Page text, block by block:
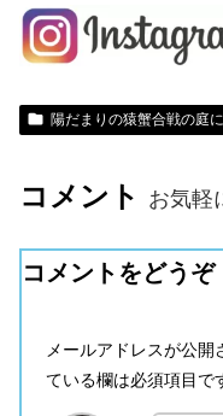
陽だまりの猿蟹合戦の庭に
コメント お気軽
コメントをどうぞ
メールアドレスが公開
ている欄は必須項目で